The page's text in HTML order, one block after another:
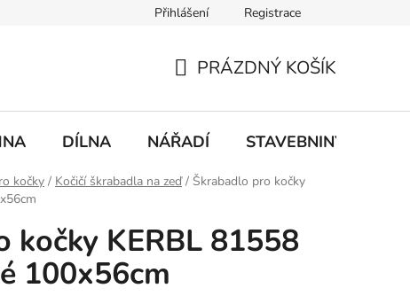
Doprava a platbaPřihlášení Registrace
KOŠÍK
PRÁZDNÝ KOŠÍK
DÍLNA NÁŘADÍ STAVEBNINY
kočky / Kočičí škrabadla na zeď / Škrabadlo pro kočky
kočky KERBL 81558
100x56cm